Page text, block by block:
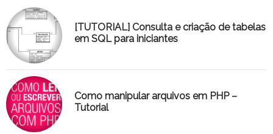
[TUTORIAL] Consulta e criação de tabelas
em SQL para iniciantes
Como manipular arquivos em PHP –
Tutorial